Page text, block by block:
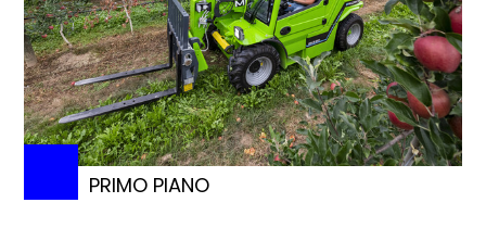
PRIMO PIANO